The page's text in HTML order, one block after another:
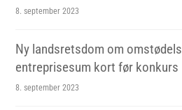
8. september 2023
Ny landsretsdom om
entreprisesum kort før konkurs
8. september 2023